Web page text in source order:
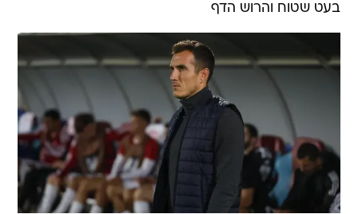
בעט שטוח והרוש הדף